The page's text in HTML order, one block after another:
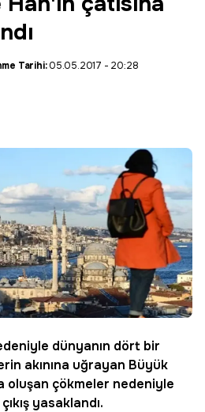
Tarihi:05.05.2017 - 20:28
dünyanın dört bir
akınına uğrayan Büyük
oluşan çökmeler nedeniyle
yasaklandı.